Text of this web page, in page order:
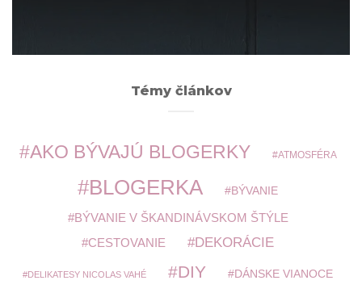
Témy článkov
AKO BÝVAJÚ BLOGERKY ATMOSFÉRA
BLOGERKA BÝVANIE
BÝVANIE V ŠKANDINÁVSKOM ŠTÝLE
CESTOVANIE
DEKORÁCIE
DELIKATESY NICOLAS VAHÉ DIY DÁNSKE VIANOCE